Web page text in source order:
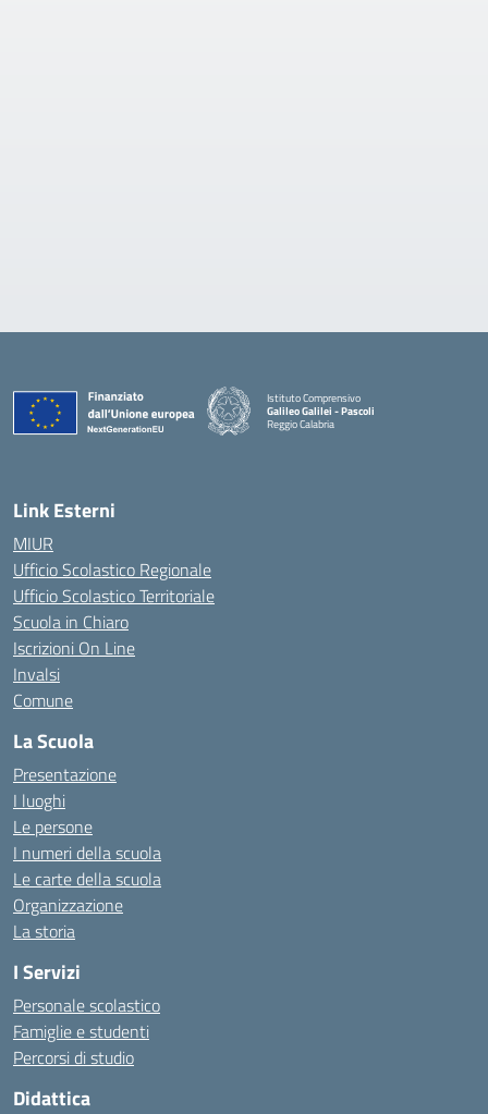
Istituto Comprensivo
Galileo Galilei - Pascoli
Reggio Calabria
Link Esterni
MIUR
Ufficio Scolastico Regionale
Ufficio Scolastico Territoriale
Scuola in Chiaro
Iscrizioni On Line
Invalsi
Comune
La Scuola
Presentazione
I luoghi
Le persone
I numeri della scuola
Le carte della scuola
Organizzazione
La storia
I Servizi
Personale scolastico
Famiglie e studenti
Percorsi di studio
Didattica